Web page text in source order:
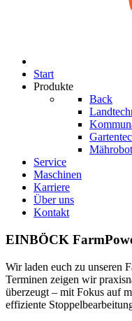
Start
Produkte
Back
Service
Maschinen
Karriere
Über uns
Kontakt
EINBÖCK
Wir laden euch zu unseren
Terminen zeigen wir
überzeugt – mit Fokus auf
effiziente